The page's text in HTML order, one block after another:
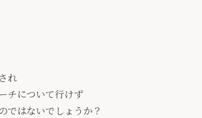
れ
チについて行けず
ではないでしょうか？